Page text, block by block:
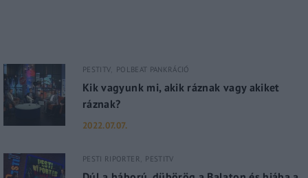
PESTITV POLBEAT PANKRÁCIÓ
Kik vagyunk mi, akik ráznak vagy akiket
ráznak?
2022.07.07.
PESTI RIPORTER PESTITV